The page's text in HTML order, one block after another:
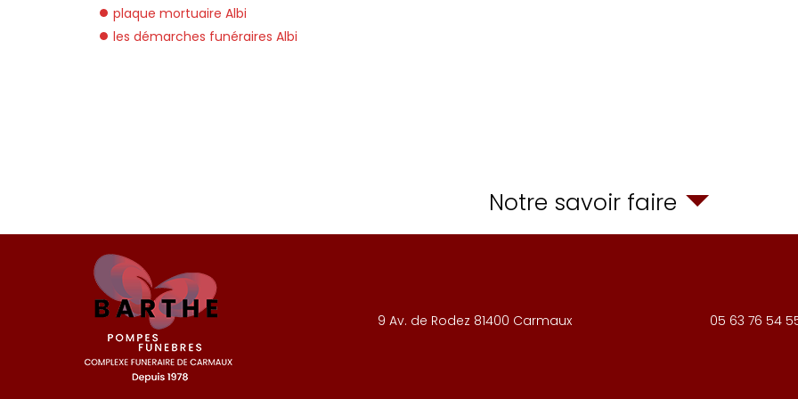
plaque mortuaire Albi
les démarches funéraires Albi
Notre savoir faire
9 Av. de Rodez 81400 Carmaux 05 63 76 54